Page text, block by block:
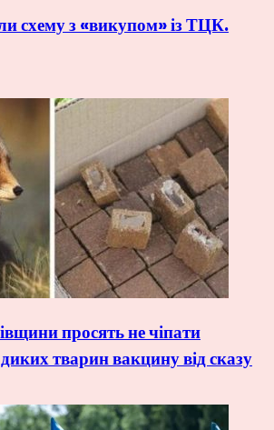
схему з «викупом» із ТЦК.
просять не чіпати
тварин вакцину від сказу